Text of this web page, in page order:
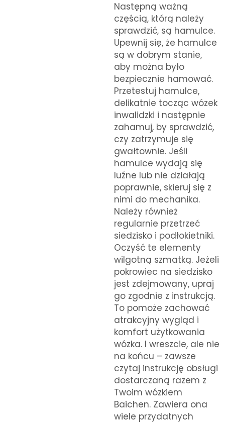
Następną ważną
częścią, którą należy
sprawdzić, są hamulce.
Upewnij się, że hamulce
są w dobrym stanie,
aby można było
bezpiecznie hamować.
Przetestuj hamulce,
delikatnie tocząc wózek
inwalidzki i następnie
zahamuj, by sprawdzić,
czy zatrzymuje się
gwałtownie. Jeśli
hamulce wydają się
luźne lub nie działają
poprawnie, skieruj się z
nimi do mechanika.
Należy również
regularnie przetrzeć
siedzisko i podłokietniki.
Oczyść te elementy
wilgotną szmatką. Jeżeli
pokrowiec na siedzisko
jest zdejmowany, upraj
go zgodnie z instrukcją.
To pomoże zachować
atrakcyjny wygląd i
komfort użytkowania
wózka. I wreszcie, ale nie
na końcu – zawsze
czytaj instrukcję obsługi
dostarczaną razem z
Twoim wózkiem
Baichen. Zawiera ona
wiele przydatnych